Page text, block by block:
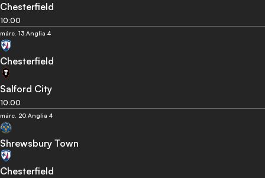
Chesterfield
10:00
márc. 13. Anglia 4
Chesterfield
Salford City
10:00
márc. 20. Anglia 4
Shrewsbury Town
Chesterfield